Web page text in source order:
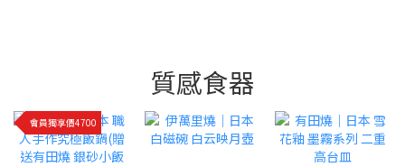
質感食器
會員獨享價4700